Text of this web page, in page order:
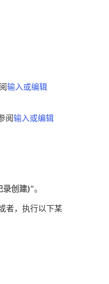
输入或编辑
阅输入或编辑
录创建)”。
者，执行以下某